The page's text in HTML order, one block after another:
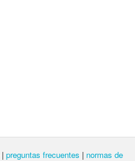
| preguntas frecuentes | normas de